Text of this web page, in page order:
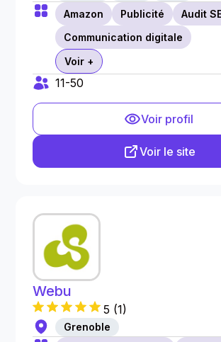
Amazon
Publicité
Audit
Communication digitale
Voir +
11-50
Voir profil
Voir le site
Webu
5 (1)
Grenoble